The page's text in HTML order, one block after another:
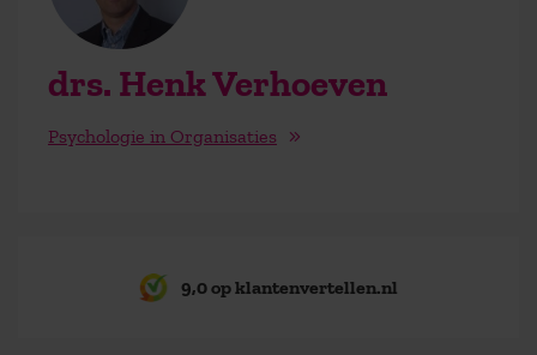
drs. Henk Verhoeven
Psychologie in Organisaties
9,0 op klantenvertellen.nl